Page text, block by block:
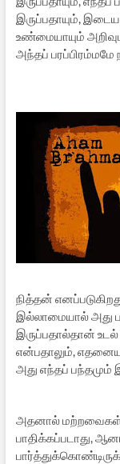
இருப்பதாயும்,
உண்மையாயும்
அந்தப்
நித்தன்
இல்லாமையால் அது
இருப்பதால்தான்
என்பதாலும்,
அது எந்தப் பந்தமும்
அதனால் மற்றவைகள்
பாதிக்கப்படாது,